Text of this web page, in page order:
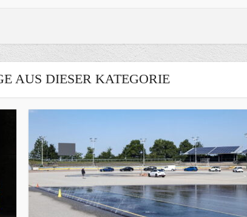
AUS DIESER KATEGORIE